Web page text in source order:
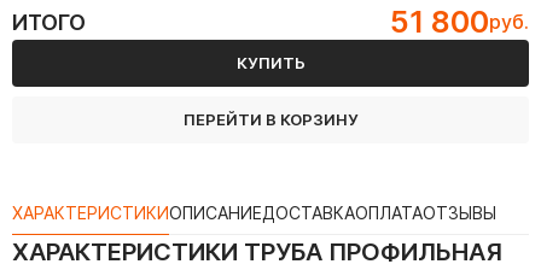
ИТОГО 51 800руб.
КУПИТЬ
ПЕРЕЙТИ В КОРЗИНУ
ХАРАКТЕРИСТИКИОПИСАНИЕДОСТАВКАОПЛАТАОТЗЫВЫ
ХАРАКТЕРИСТИКИ ТРУБА ПРОФИЛЬНАЯ